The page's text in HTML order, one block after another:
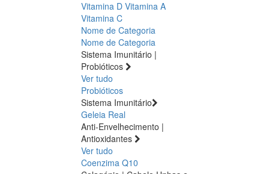
Vitamina D Vitamina A
Vitamina C
Nome de Categoria
Nome de Categoria
Sistema Imunitário |
Probióticos
Ver tudo
Probióticos
Sistema Imunitário
Geleia Real
Anti-Envelhecimento |
Antioxidantes
Ver tudo
Coenzima Q10